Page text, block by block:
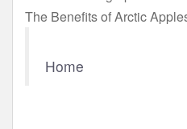
The Benefits of Arctic
Home